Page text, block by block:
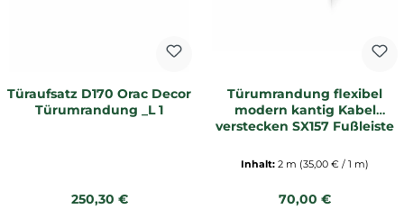
Türaufsatz D170 Orac Decor
Türumrandung _L 1
Regulärer Preis:
250,30 €
Türumrandung flexibel
modern kantig Kabel
verstecken SX157 Fußleiste
Inhalt: 2 m (35,00 € / 1 m)
Regulärer Preis:
70,00 €